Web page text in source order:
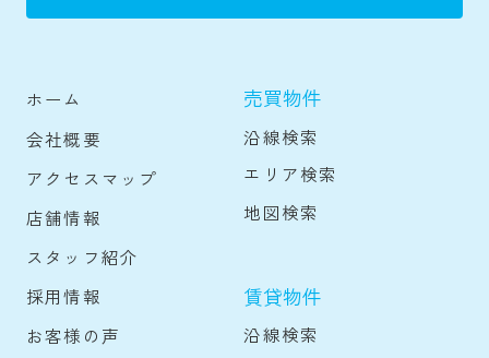
ホーム
会社概要
アクセスマップ
店舗情報
スタッフ紹介
採用情報
お客様の声
売買物件
沿線検索
エリア検索
地図検索
賃貸物件
沿線検索